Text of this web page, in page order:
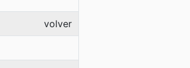
volver